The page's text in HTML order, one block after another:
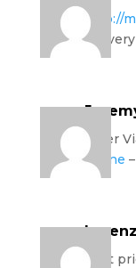
http://
delivery
order
online
best